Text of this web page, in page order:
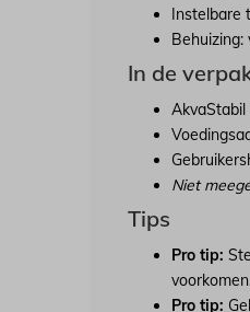
Instelbare
In de
Niet
Tips
Pro tip:
Pro tip: